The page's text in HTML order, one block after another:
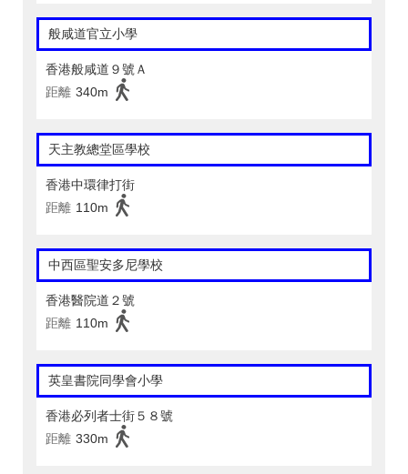
般咸道官立小學
香港般咸道９號Ａ
距離 340m
天主教總堂區學校
香港中環律打街
距離 110m
中西區聖安多尼學校
香港醫院道２號
距離 110m
英皇書院同學會小學
香港必列者士街５８號
距離 330m